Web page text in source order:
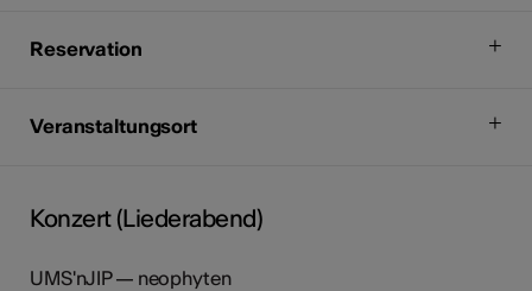
Reservation
Veranstaltungsort
Konzert (Liederabend)
UMS'nJIP — neophyten